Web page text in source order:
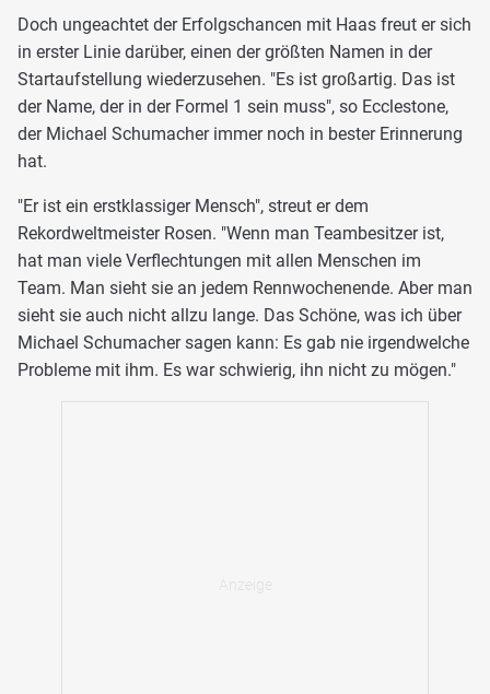
Doch ungeachtet der Erfolgschancen mit Haas freut er sich
in erster Linie darüber, einen der größten Namen in der
Startaufstellung wiederzusehen. "Es ist großartig. Das ist
der Name, der in der Formel 1 sein muss", so Ecclestone,
der Michael Schumacher immer noch in bester Erinnerung
hat.
"Er ist ein erstklassiger Mensch", streut er dem
Rekordweltmeister Rosen. "Wenn man Teambesitzer ist,
hat man viele Verflechtungen mit allen Menschen im
Team. Man sieht sie an jedem Rennwochenende. Aber man
sieht sie auch nicht allzu lange. Das Schöne, was ich über
Michael Schumacher sagen kann: Es gab nie irgendwelche
Probleme mit ihm. Es war schwierig, ihn nicht zu mögen."